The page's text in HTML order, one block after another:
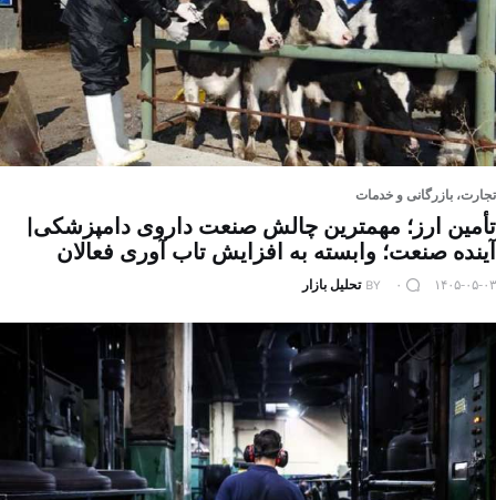
تجارت، بازرگانی و خدمات
تأمین ارز؛ مهمترین چالش صنعت داروی دامپزشکی|
آینده صنعت؛ وابسته به افزایش تاب ‌آوری فعالان
۱۴۰۵-۰۵-۰۳ ۰ BY تحلیل بازار